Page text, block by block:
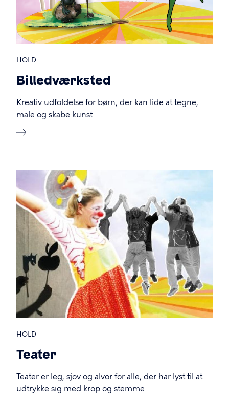
HOLD
Billedværksted
Kreativ udfoldelse for børn, der kan lide at tegne,
male og skabe kunst
HOLD
Teater
Teater er leg, sjov og alvor for alle, der har lyst til at
udtrykke sig med krop og stemme